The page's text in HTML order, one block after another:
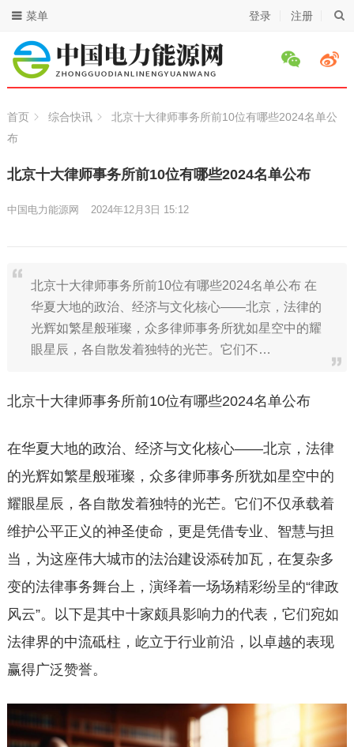
登录 注册
菜单
首页 综合快讯
北京十大律师事务所前10位有哪些2024名单公
布
北京十大律师事务所前10位有哪些2024名单公布
中国电力能源网 2024年12月3日 15:12
北京十大律师事务所前10位有哪些2024名单公布 在
华夏大地的政治、经济与文化核心——北京，法律的
光辉如繁星般璀璨，众多律师事务所犹如星空中的耀
眼星辰，各自散发着独特的光芒。它们不…
北京十大律师事务所前10位有哪些2024名单公布
在华夏大地的政治、经济与文化核心——北京，法律
的光辉如繁星般璀璨，众多律师事务所犹如星空中的
耀眼星辰，各自散发着独特的光芒。它们不仅承载着
维护公平正义的神圣使命，更是凭借专业、智慧与担
当，为这座伟大城市的法治建设添砖加瓦，在复杂多
变的法律事务舞台上，演绎着一场场精彩纷呈的“律政
风云”。以下是其中十家颇具影响力的代表，它们宛如
法律界的中流砥柱，屹立于行业前沿，以卓越的表现
赢得广泛赞誉。